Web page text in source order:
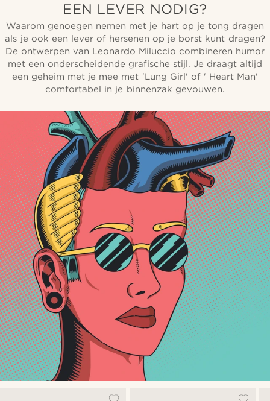
EEN LEVER NODIG?
Waarom genoegen nemen met je hart op je tong dragen
als je ook een lever of hersenen op je borst kunt dragen?
De ontwerpen van Leonardo Miluccio combineren humor
met een onderscheidende grafische stijl. Je draagt altijd
een geheim met je mee met 'Lung Girl' of ' Heart Man'
comfortabel in je binnenzak gevouwen.